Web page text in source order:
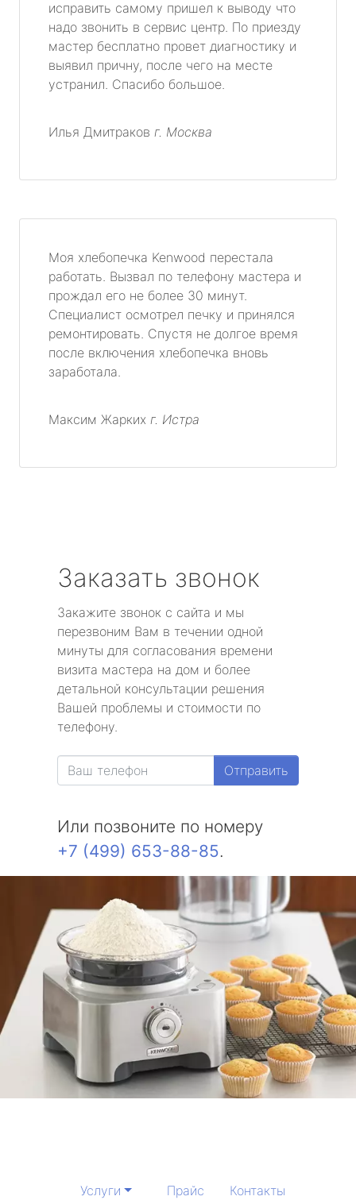
исправить самому пришел к выводу что
надо звонить в сервис центр. По приезду
мастер бесплатно провет диагностику и
выявил причну, после чего на месте
устранил. Спасибо большое.
Илья Дмитраков г. Москва
Моя хлебопечка Kenwood перестала
работать. Вызвал по телефону мастера и
прождал его не более 30 минут.
Специалист осмотрел печку и принялся
ремонтировать. Спустя не долгое время
после включения хлебопечка вновь
заработала.
Максим Жарких г. Истра
Заказать звонок
Закажите звонок с сайта и мы
перезвоним Вам в течении одной
минуты для согласования времени
визита мастера на дом и более
детальной консультации решения
Вашей проблемы и стоимости по
телефону.
Отправить
Или позвоните по номеру
+7 (499) 653-88-85.
Услуги Прайс Контакты